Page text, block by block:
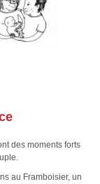
des moments forts
au Framboisier, un